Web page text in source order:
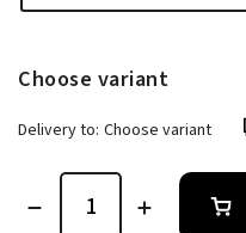
Choose variant
Delivery to: Choose variant